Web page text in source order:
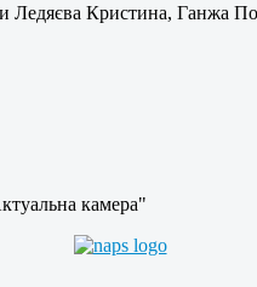
Ледяєва Кристина, Ганжа
камера"